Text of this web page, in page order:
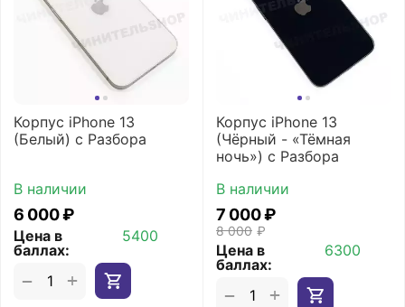
Корпус iPhone 13
(Белый) с Разбора
В наличии
6 000₽
Цена в
баллах:
5400
+
−
Корпус iPhone 13
(Чёрный - «Тёмная
ночь») с Разбора
В наличии
8 000 ₽
7 000₽
Цена в
баллах:
6300
+
−